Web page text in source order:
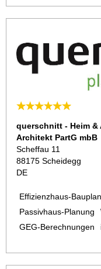
querschnitt - Heim &
Architekt PartG mbB
Scheffau 11
88175 Scheidegg
DE
Effizienzhaus-
Passivhaus-Planung
GEG-Berechnungen